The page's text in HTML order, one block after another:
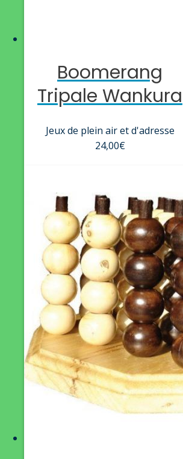
Boomerang
Tripale Wankura
Jeux de plein air et d'adresse
24,00€